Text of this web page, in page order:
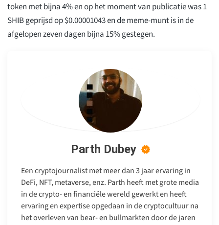
token met bijna 4% en op het moment van publicatie was 1
SHIB geprijsd op $0.00001043 en de meme-munt is in de
afgelopen zeven dagen bijna 15% gestegen.
Parth Dubey
Een cryptojournalist met meer dan 3 jaar ervaring in
DeFi, NFT, metaverse, enz. Parth heeft met grote media
in de crypto- en financiële wereld gewerkt en heeft
ervaring en expertise opgedaan in de cryptocultuur na
het overleven van bear- en bullmarkten door de jaren